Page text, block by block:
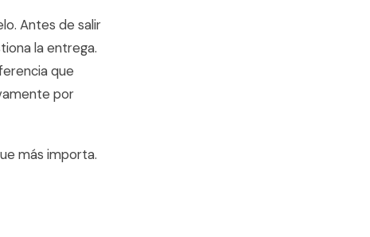
Antes de salir
la entrega.
que
por
más importa.